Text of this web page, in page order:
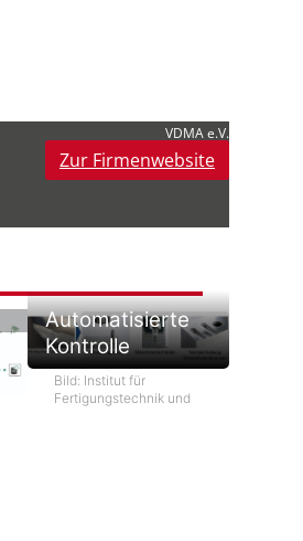
VDMA e.V.
Zur Firmenwebsite
Automatisierte
Kontrolle
Bild: Institut für
Fertigungstechnik und